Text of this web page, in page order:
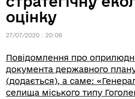
оцінку
27/07/2020 : 20:08
Повідомлення про
документа державного
(додається), а саме:
селища міського типу